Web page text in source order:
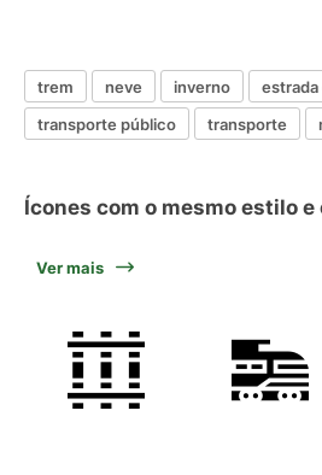
trem neve inverno
transporte público
transporte
Ícones com o mesmo estilo
Ver mais